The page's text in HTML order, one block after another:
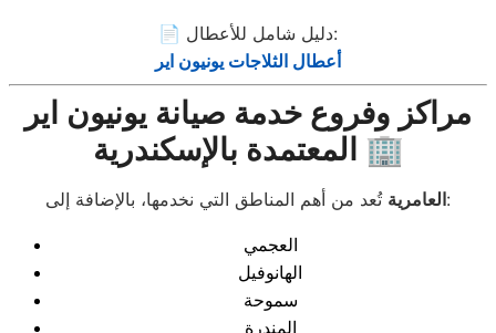
📄 دليل شامل للأعطال:
أعطال الثلاجات يونيون اير
مراكز وفروع خدمة صيانة يونيون اير
المعتمدة بالإسكندرية 🏢
العامريةتُعد من أهم المناطق التي نخدمها، بالإضافة إلى:
العجمي
الهانوفيل
سموحة
المندرة